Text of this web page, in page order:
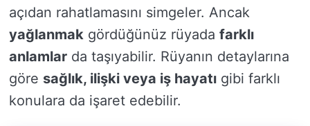
açıdan rahatlamasını simgeler. Ancak
yağlanmak gördüğünüz rüyada farklı
anlamlar da taşıyabilir. Rüyanın detaylarına
göre sağlık, ilişki veya iş hayatı gibi farklı
konulara da işaret edebilir.